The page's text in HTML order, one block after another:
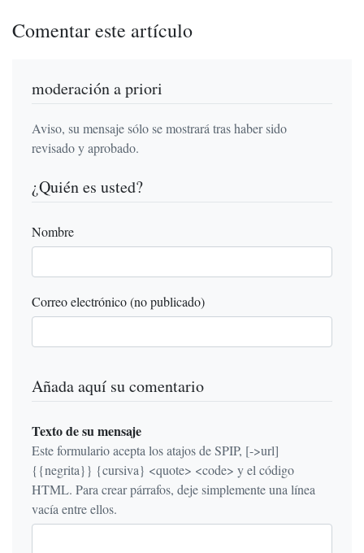
Comentar este artículo
moderación a priori
Aviso, su mensaje sólo se mostrará tras haber sido
revisado y aprobado.
¿Quién es usted?
Nombre
Correo electrónico (no publicado)
Añada aquí su comentario
Texto de su mensaje
Este formulario acepta los atajos de SPIP, [->url]
{{negrita}} {cursiva} <quote> <code> y el código
HTML. Para crear párrafos, deje simplemente una línea
vacía entre ellos.